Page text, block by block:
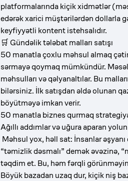
platformalarında kiçik xidmətlər
edərək xarici müştərilərdən dollarla
keyfiyyətli kontent istehsalıdır.
🛒 Gündəlik tələbat malları satışı
50 manatla çoxlu məhsul almaq
sərmayə qoymaq mümkündür.
məhsulları və qəlyanaltılar. Bu
bilərsiniz. İlk satışdan əldə olunan
böyütməyə imkan verir.
50 manatla biznes qurmaq
Ağıllı addımlar və uğura aparan
Məhsul yox, həll sat: İnsanlar əşyanı
“təmizlik dəsmalı” demək əvəzinə,
təqdim et. Bu, həm fərqli
Böyük bazadan uzaq dur, kiçik niş